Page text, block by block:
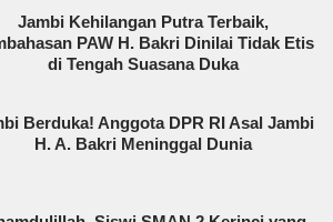
Jambi Kehilangan Putra Terbaik,
PAW H. Bakri Dinilai Tidak Etis
di Tengah Suasana Duka
Berduka! Anggota DPR RI Asal Jambi
H. A. Bakri Meninggal Dunia